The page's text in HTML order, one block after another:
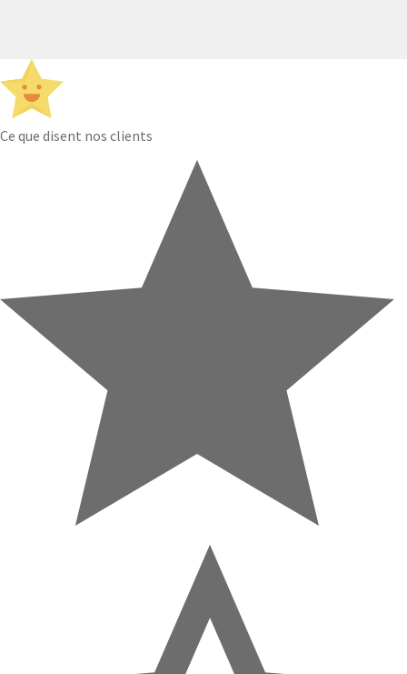
Ce que disent nos clients